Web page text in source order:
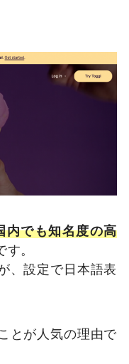
内でも知名度の高
す。
、設定で日本語表
とが人気の理由で